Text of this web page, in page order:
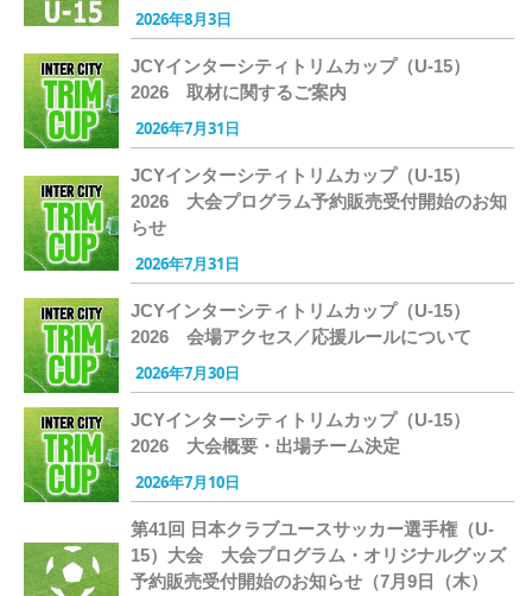
2026年8月3日
JCYインターシティトリムカップ（U-15）
2026 取材に関するご案内
2026年7月31日
JCYインターシティトリムカップ（U-15）
2026 大会プログラム予約販売受付開始のお知
らせ
2026年7月31日
JCYインターシティトリムカップ（U-15）
2026 会場アクセス／応援ルールについて
2026年7月30日
JCYインターシティトリムカップ（U-15）
2026 大会概要・出場チーム決定
2026年7月10日
第41回 日本クラブユースサッカー選手権（U-
15）大会 大会プログラム・オリジナルグッズ
予約販売受付開始のお知らせ（7月9日（木）